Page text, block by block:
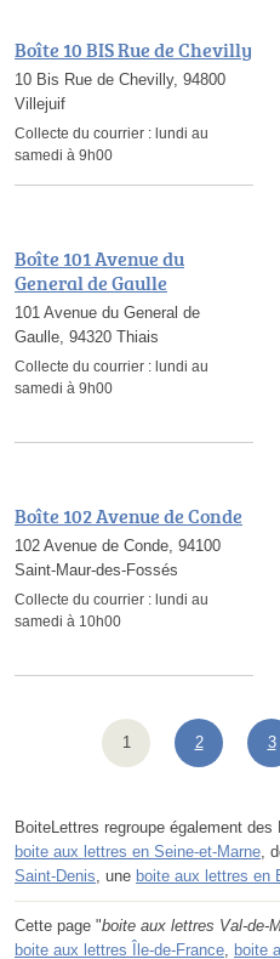
Boîte 10 BIS Rue de Chevilly
10 Bis Rue de Chevilly, 94800
Villejuif
Collecte du courrier : lundi au
samedi à 9h00
Boîte 101 Avenue du
General de Gaulle
101 Avenue du General de
Gaulle, 94320 Thiais
Collecte du courrier : lundi au
samedi à 9h00
Boîte 102 Avenue de Conde
102 Avenue de Conde, 94100
Saint-Maur-des-Fossés
Collecte du courrier : lundi au
samedi à 10h00
1 2 3
BoiteLettres regroupe également
boite aux lettres en Seine-et-Marne,
Saint-Denis, une boite aux lettres en
Cette page "boite aux lettres Val-de-
boite aux lettres Île-de-France, boite